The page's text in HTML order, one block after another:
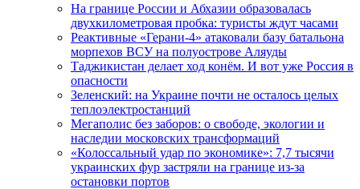
На границе России и Абхазии образовалась
двухкилометровая пробка: туристы ждут часами
Реактивные «Герани-4» атаковали базу батальона
морпехов ВСУ на полуострове Аляуды
Таджикистан делает ход конём. И вот уже Россия в
опасности
Зеленский: на Украине почти не осталось целых
теплоэлектростанций
Мегаполис без заборов: о свободе, экологии и
наследии московских трансформаций
«Колоссальный удар по экономике»: 7,7 тысячи
украинских фур застряли на границе из-за
остановки портов